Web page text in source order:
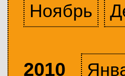
Ноябрь
2010